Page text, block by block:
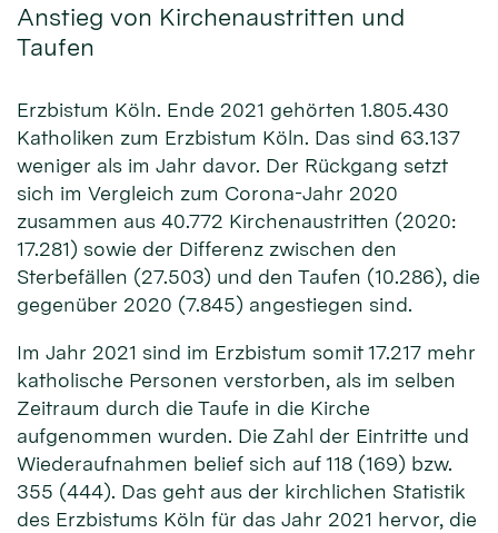
Anstieg von Kirchenaustritten und
Taufen
Erzbistum Köln. Ende 2021 gehörten 1.805.430
Katholiken zum Erzbistum Köln. Das sind 63.137
weniger als im Jahr davor. Der Rückgang setzt
sich im Vergleich zum Corona-Jahr 2020
zusammen aus 40.772 Kirchenaustritten (2020:
17.281) sowie der Differenz zwischen den
Sterbefällen (27.503) und den Taufen (10.286), die
gegenüber 2020 (7.845) angestiegen sind.
Im Jahr 2021 sind im Erzbistum somit 17.217 mehr
katholische Personen verstorben, als im selben
Zeitraum durch die Taufe in die Kirche
aufgenommen wurden. Die Zahl der Eintritte und
Wiederaufnahmen belief sich auf 118 (169) bzw.
355 (444). Das geht aus der kirchlichen Statistik
des Erzbistums Köln für das Jahr 2021 hervor, die